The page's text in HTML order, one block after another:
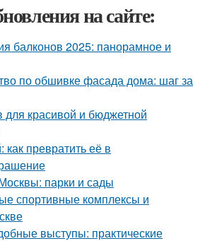
на сайте:
балконов 2025: панорамное и
по обшивке фасада дома: шаг за
для красивой и бюджетной
превратить её в
парки и сады
спортивные комплексы и
выступы: практические